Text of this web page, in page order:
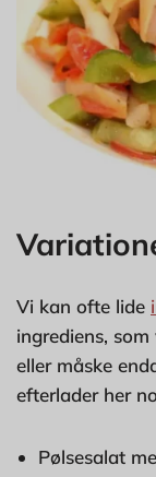
Vi kan ofte lide
ingrediens,
eller måske
efterlader her
Pølsesalat